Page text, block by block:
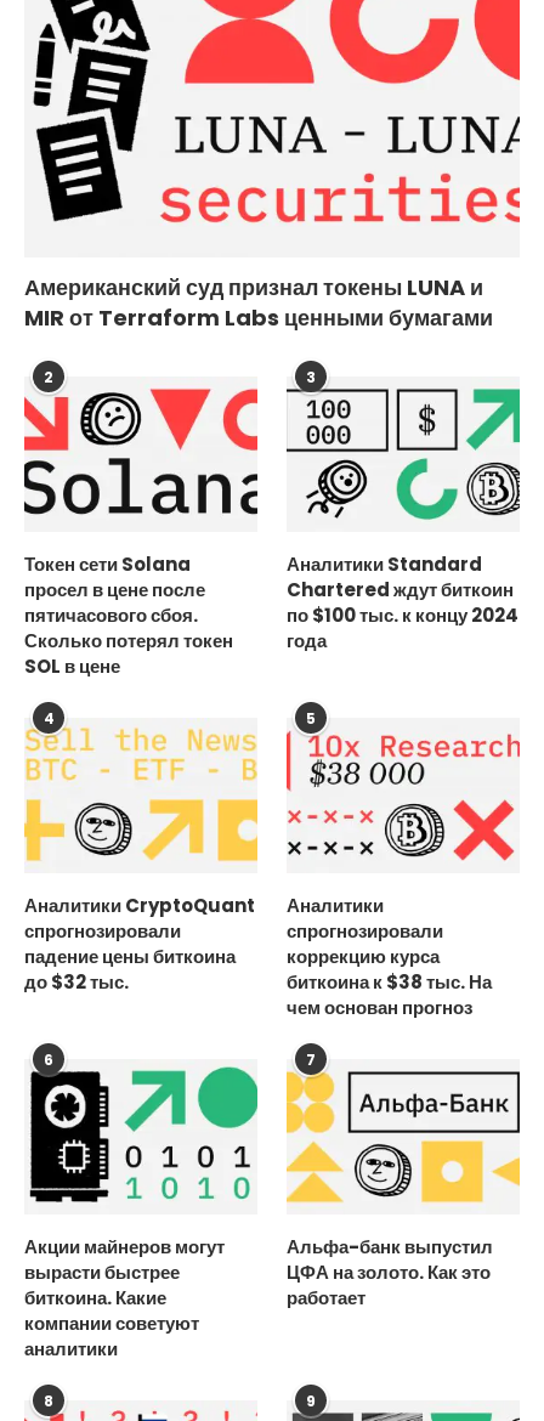
Американский суд признал токены LUNA и
MIR от Terraform Labs ценными бумагами
2
Токен сети Solana
просел в цене после
пятичасового сбоя.
Сколько потерял токен
SOL в цене
3
Аналитики Standard
Chartered ждут биткоин
по $100 тыс. к концу 2024
года
4
Аналитики CryptoQuant
спрогнозировали
падение цены биткоина
до $32 тыс.
5
Аналитики
спрогнозировали
коррекцию курса
биткоина к $38 тыс. На
чем основан прогноз
6
Акции майнеров могут
вырасти быстрее
биткоина. Какие
компании советуют
аналитики
7
Альфа-банк выпустил
ЦФА на золото. Как это
работает
8 9